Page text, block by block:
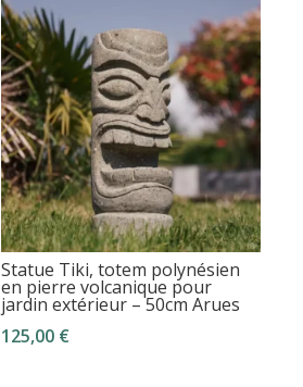
Statue Tiki, totem polynésien
en pierre volcanique pour
jardin extérieur – 50cm Arues
125,00 €